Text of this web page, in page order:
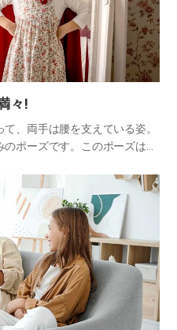
々!
、両手は腰を支えている姿。
ポーズです。このポーズは、
とっているだけでも堂々と